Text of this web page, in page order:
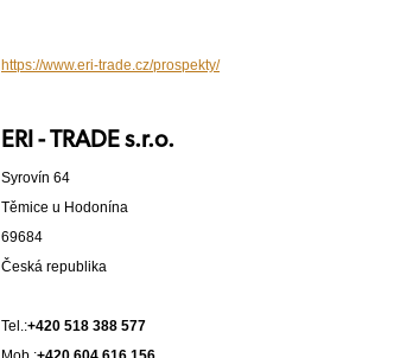
https://www.eri-trade.cz/prospekty/
ERI - TRADE s.r.o.
Syrovín 64
Těmice u Hodonína
69684
Česká republika
Tel.:+420 518 388 577